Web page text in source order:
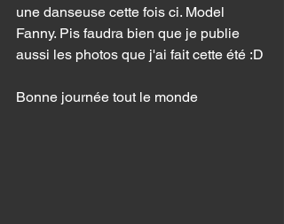
une danseuse cette fois ci. Model
Fanny. Pis faudra bien que je publie
aussi les photos que j'ai fait cette été :D
Bonne journée tout le monde